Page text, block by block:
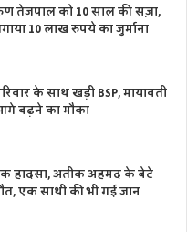
तेजपाल को 10 साल की सज़ा,
10 लाख रुपये का जुर्माना
के साथ खड़ी BSP, मायावती
बढ़ने का मौका
हादसा, अतीक अहमद के बेटे
एक साथी की भी गई जान